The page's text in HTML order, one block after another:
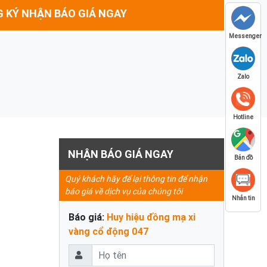
KÝ NHẬN BÁO GIÁ NGAY
NHẬN BÁO GIÁ NGAY
Quý khách hãy để lại thông tin để nhận
báo giá về dịch vụ của chúng tôi
Báo giá: Huy hiệu đồng mạ xi
vàng cổ động 047
Messenger
Zalo
Hotline
Bản đồ
Nhắn tin